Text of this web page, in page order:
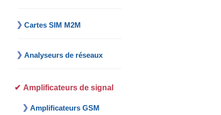
Cartes SIM M2M
Analyseurs de réseaux
Amplificateurs de signal
Amplificateurs GSM